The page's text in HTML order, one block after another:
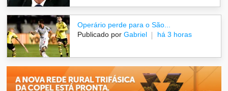
Operário perde para o São...
Publicado por Gabriel há 3 horas